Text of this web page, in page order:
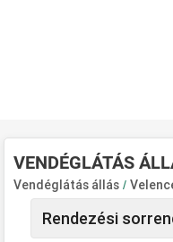
VENDÉGLÁTÁS
Vendéglátás állás /